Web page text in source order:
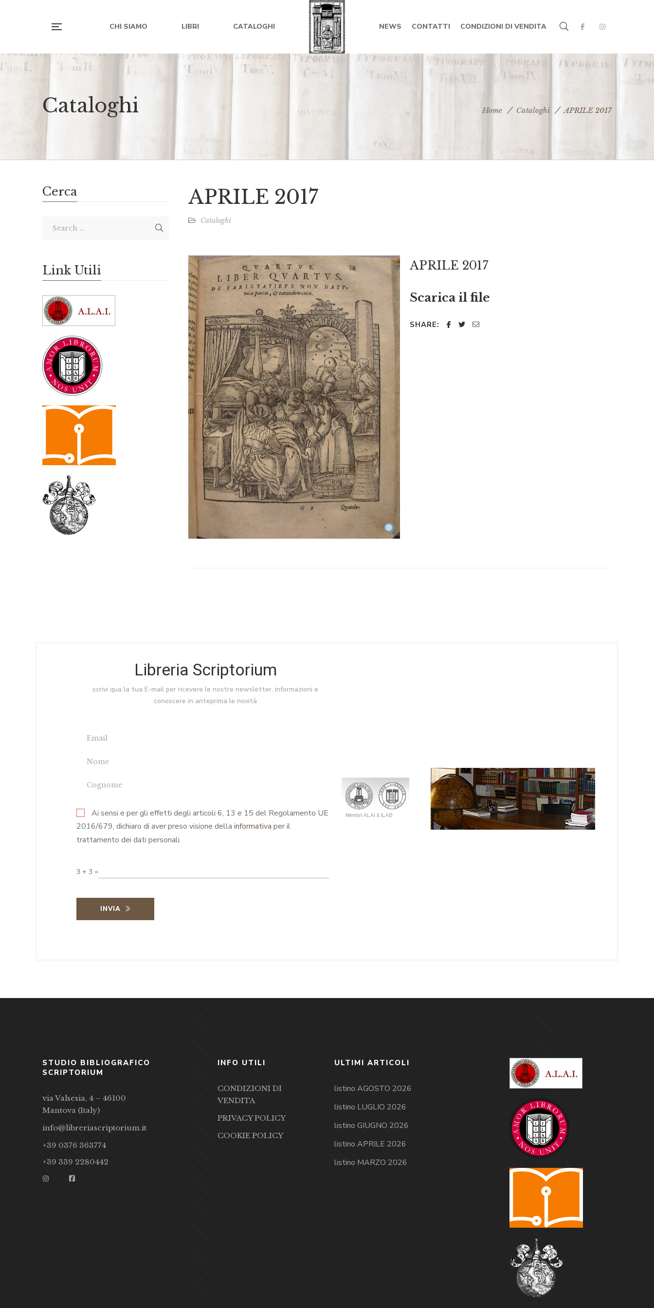
CHI SIAMO LIBRI CATALOGHI NEWS CONTATTI CONDIZIONI DI VENDITA
Cataloghi Home Cataloghi APRILE 2017
APRILE 2017
Cataloghi
APRILE 2017
Scarica il file
SHARE:
Cerca
Link Utili
Libreria Scriptorium
scrivi qua la tua E-mail per ricevere le nostre newsletter, informazioni e
conoscere in anteprima le novità
Ai sensi e per gli effetti degli articoli 6, 13 e 15 del Regolamento UE
2016/679, dichiaro di aver preso visione della informativa per il
trattamento dei dati personali.
3 + 3 =
INVIA
STUDIO BIBLIOGRAFICO
SCRIPTORIUM
via Valsesia, 4 – 46100
Mantova (Italy)
info@libreriascriptorium.it
+39 0376 363774
+39 339 2280442
INFO UTILI
CONDIZIONI DI
VENDITA
PRIVACY POLICY
COOKIE POLICY
ULTIMI ARTICOLI
listino AGOSTO 2026
listino LUGLIO 2026
listino GIUGNO 2026
listino APRILE 2026
listino MARZO 2026